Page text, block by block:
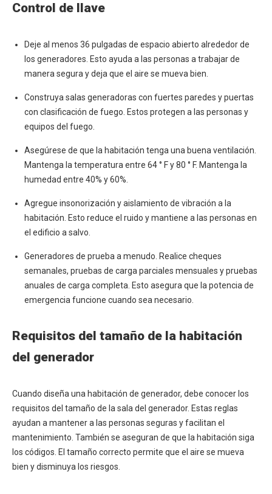
Control de llave
Deje al menos 36 pulgadas de espacio abierto alrededor de
los generadores. Esto ayuda a las personas a trabajar de
manera segura y deja que el aire se mueva bien.
Construya salas generadoras con fuertes paredes y puertas
con clasificación de fuego. Estos protegen a las personas y
equipos del fuego.
Asegúrese de que la habitación tenga una buena ventilación.
Mantenga la temperatura entre 64 ° F y 80 ° F. Mantenga la
humedad entre 40% y 60%.
Agregue insonorización y aislamiento de vibración a la
habitación. Esto reduce el ruido y mantiene a las personas en
el edificio a salvo.
Generadores de prueba a menudo. Realice cheques
semanales, pruebas de carga parciales mensuales y pruebas
anuales de carga completa. Esto asegura que la potencia de
emergencia funcione cuando sea necesario.
Requisitos del tamaño de la habitación
del generador
Cuando diseña una habitación de generador, debe conocer los
requisitos del tamaño de la sala del generador. Estas reglas
ayudan a mantener a las personas seguras y facilitan el
mantenimiento. También se aseguran de que la habitación siga
los códigos. El tamaño correcto permite que el aire se mueva
bien y disminuya los riesgos.